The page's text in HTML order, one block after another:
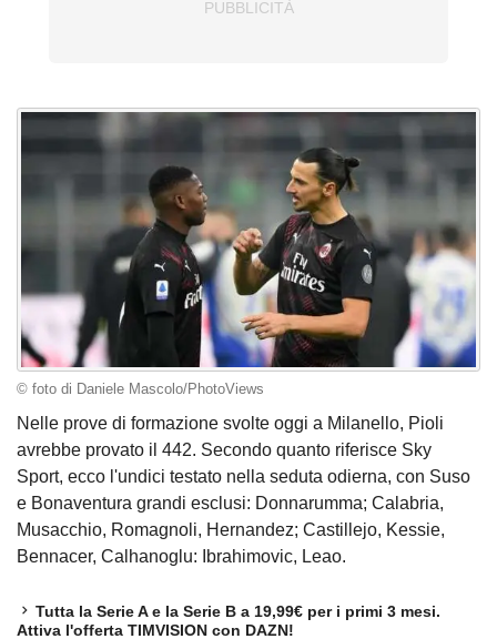
© foto di Daniele Mascolo/PhotoViews
Nelle prove di formazione svolte oggi a Milanello, Pioli
avrebbe provato il 442. Secondo quanto riferisce Sky
Sport, ecco l'undici testato nella seduta odierna, con Suso
e Bonaventura grandi esclusi: Donnarumma; Calabria,
Musacchio, Romagnoli, Hernandez; Castillejo, Kessie,
Bennacer, Calhanoglu: Ibrahimovic, Leao.
Tutta la Serie A e la Serie B a 19,99€ per i primi 3 mesi.
Attiva l'offerta TIMVISION con DAZN!